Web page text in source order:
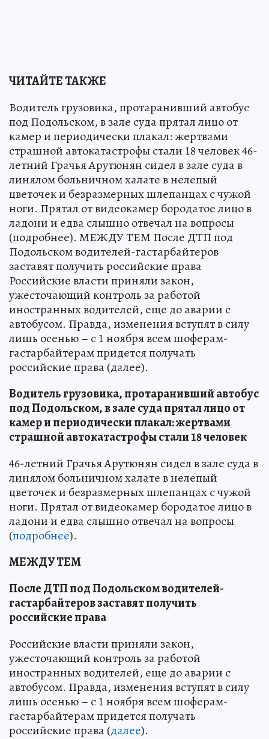
ЧИТАЙТЕ ТАКЖЕ
Водитель грузовика, протаранивший автобус
под Подольском, в зале суда прятал лицо от
камер и периодически плакал: жертвами
страшной автокатастрофы стали 18 человек 46-
летний Грачья Арутюнян сидел в зале суда в
линялом больничном халате в нелепый
цветочек и безразмерных шлепанцах с чужой
ноги. Прятал от видеокамер бородатое лицо в
ладони и едва слышно отвечал на вопросы
(подробнее). МЕЖДУ ТЕМ После ДТП под
Подольском водителей-гастарбайтеров
заставят получить российские права
Российские власти приняли закон,
ужесточающий контроль за работой
иностранных водителей, еще до аварии с
автобусом. Правда, изменения вступят в силу
лишь осенью – с 1 ноября всем шоферам-
гастарбайтерам придется получать
российские права (далее).
Водитель грузовика, протаранивший автобус
под Подольском, в зале суда прятал лицо от
камер и периодически плакал: жертвами
страшной автокатастрофы стали 18 человек
46-летний Грачья Арутюнян сидел в зале суда в
линялом больничном халате в нелепый
цветочек и безразмерных шлепанцах с чужой
ноги. Прятал от видеокамер бородатое лицо в
ладони и едва слышно отвечал на вопросы
(подробнее).
МЕЖДУ ТЕМ
После ДТП под Подольском водителей-
гастарбайтеров заставят получить
российские права
Российские власти приняли закон,
ужесточающий контроль за работой
иностранных водителей, еще до аварии с
автобусом. Правда, изменения вступят в силу
лишь осенью – с 1 ноября всем шоферам-
гастарбайтерам придется получать
российские права (далее).